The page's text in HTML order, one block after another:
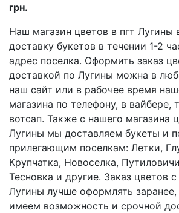
грн.
Наш магазин цветов в пгт Лугины
доставку букетов в течении 1-2
адрес поселка. Оформить заказ
доставкой по Лугины можна в
наш сайт или в рабочее время
магазина по телефону, в вайбере,
вотсап. Также с нашего магазина
Лугины мы доставляем букеты и
прилегающим поселкам: Летки,
Крупчатка, Новоселка,
Тесновка и другие. Заказ цветов
Лугины лучше оформлять
имеем возможность и срочной